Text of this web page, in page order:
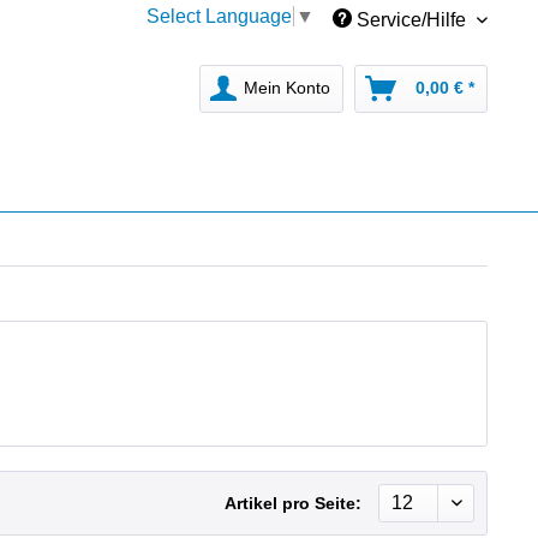
Select Language ▼ Service/Hilfe
Mein Konto 0,00 € *
Artikel pro Seite: